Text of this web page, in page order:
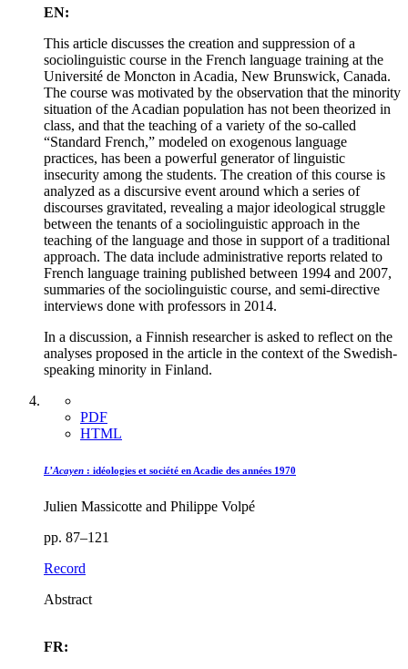
EN:
This article discusses the creation and suppression of a
sociolinguistic course in the French language training at the
Université de Moncton in Acadia, New Brunswick, Canada.
The course was motivated by the observation that the minority
situation of the Acadian population has not been theorized in
class, and that the teaching of a variety of the so-called
“Standard French,” modeled on exogenous language
practices, has been a powerful generator of linguistic
insecurity among the students. The creation of this course is
analyzed as a discursive event around which a series of
discourses gravitated, revealing a major ideological struggle
between the tenants of a sociolinguistic approach in the
teaching of the language and those in support of a traditional
approach. The data include administrative reports related to
French language training published between 1994 and 2007,
summaries of the sociolinguistic course, and semi-directive
interviews done with professors in 2014.
In a discussion, a Finnish researcher is asked to reflect on the
analyses proposed in the article in the context of the Swedish-
speaking minority in Finland.
PDF
HTML
L’Acayen : idéologies et société en Acadie des années 1970
Julien Massicotte and Philippe Volpé
pp. 87–121
Record
Abstract
FR: